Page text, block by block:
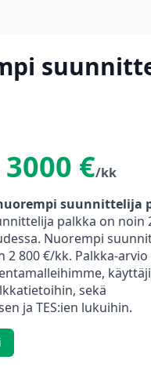
€/kk
suunnittelija
palkka on noin
Nuorempi
2 800 €/kk. Palkka-arvio
sekä
ja TES:ien lukuihin.